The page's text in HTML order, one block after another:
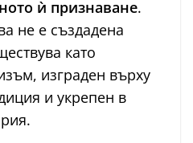
ѝ признаване.
не е създадена
като
изграден върху
и укрепен в